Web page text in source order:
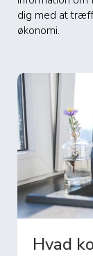
dig med at
økonomi.
Hvad